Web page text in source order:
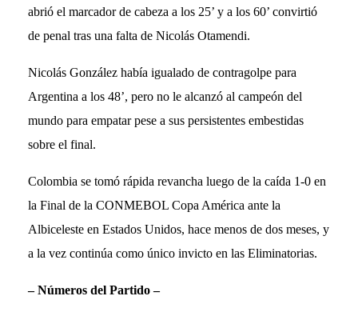
abrió el marcador de cabeza a los 25’ y a los 60’ convirtió
de penal tras una falta de Nicolás Otamendi.
Nicolás González había igualado de contragolpe para
Argentina a los 48’, pero no le alcanzó al campeón del
mundo para empatar pese a sus persistentes embestidas
sobre el final.
Colombia se tomó rápida revancha luego de la caída 1-0 en
la Final de la CONMEBOL Copa América ante la
Albiceleste en Estados Unidos, hace menos de dos meses, y
a la vez continúa como único invicto en las Eliminatorias.
– Números del Partido –